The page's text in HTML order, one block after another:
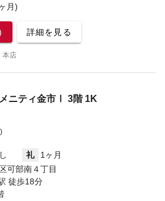
月)
詳細を見る
本店
ニティ金市Ⅰ 3階 1K
礼
1ヶ月
可部南４丁目
徒歩18分